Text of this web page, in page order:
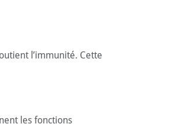
l’immunité. Cette
les fonctions